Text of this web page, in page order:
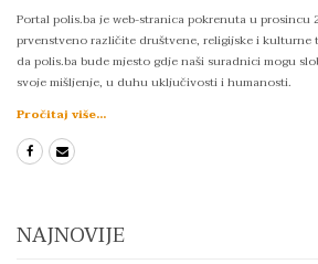
Portal polis.ba je web-stranica pokrenuta u prosincu
prvenstveno različite društvene, religijske i kulturne
da polis.ba bude mjesto gdje naši suradnici mogu
svoje mišljenje, u duhu uključivosti i humanosti.
Pročitaj više...
NAJNOVIJE